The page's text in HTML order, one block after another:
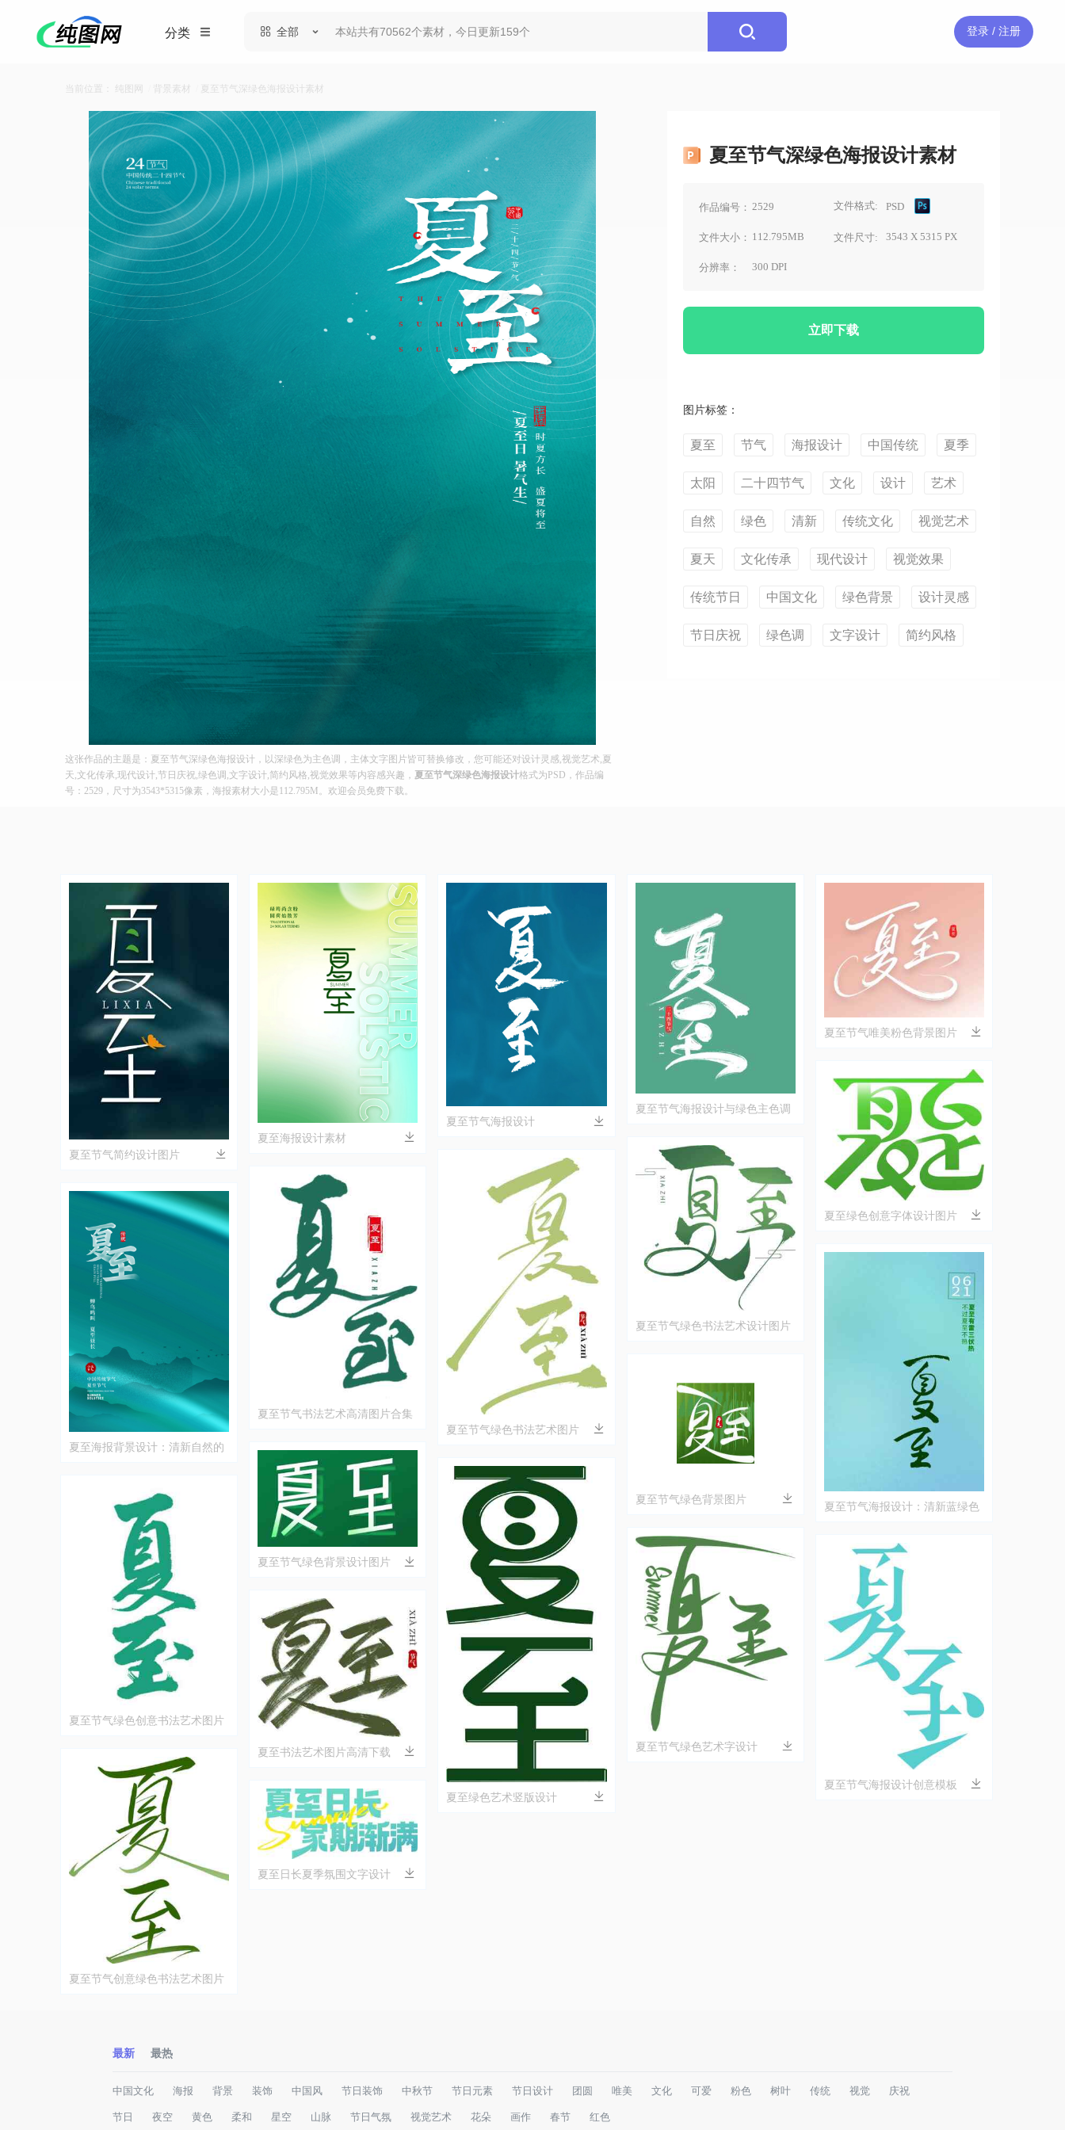
分类 全部 登录 / 注册
当前位置： 纯图网 背景素材 夏至节气深绿色海报设计素材
夏至节气深绿色海报设计素材
作品编号： 2529 文件格式: PSD
文件大小： 112.795MB 文件尺寸: 3543 X 5315 PX
分辨率： 300 DPI
立即下载
图片标签：
夏至 节气 海报设计 中国传统 夏季
太阳 二十四节气 文化 设计 艺术
自然 绿色 清新 传统文化 视觉艺术
夏天 文化传承 现代设计 视觉效果
传统节日 中国文化 绿色背景 设计灵感
节日庆祝 绿色调 文字设计 简约风格
这张作品的主题是：夏至节气深绿色海报设计，以深绿色为主色调，主体文字图片皆可替换修改，您可能还对设计灵感,视觉艺术,夏
天,文化传承,现代设计,节日庆祝,绿色调,文字设计,简约风格,视觉效果等内容感兴趣， 夏至节气深绿色海报设计格式为PSD，作品编
号：2529，尺寸为3543*5315像素，海报素材大小是112.795M。欢迎会员免费下载。
夏至节气简约设计图片
夏至海报背景设计：清新自然的
夏至节气绿色创意书法艺术图片
夏至节气创意绿色书法艺术图片
夏至海报设计素材
夏至节气书法艺术高清图片合集
夏至节气绿色背景设计图片
夏至书法艺术图片高清下载
夏至日长夏季氛围文字设计
夏至节气海报设计
夏至节气绿色书法艺术图片
夏至绿色艺术竖版设计
夏至节气海报设计与绿色主色调
夏至节气绿色书法艺术设计图片
夏至节气绿色背景图片
夏至节气绿色艺术字设计
夏至节气唯美粉色背景图片
夏至绿色创意字体设计图片
夏至节气海报设计：清新蓝绿色
夏至节气海报设计创意模板
最新 最热
中国文化 海报 背景 装饰 中国风 节日装饰 中秋节 节日元素 节日设计 团圆 唯美 文化 可爱 粉色 树叶 传统 视觉 庆祝
节日 夜空 黄色 柔和 星空 山脉 节日气氛 视觉艺术 花朵 画作 春节 红色